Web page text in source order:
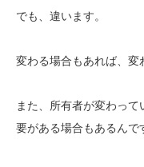
でも、違います。
変わる場合もあれば、変
また、所有者が変わっ
要がある場合もあるんで